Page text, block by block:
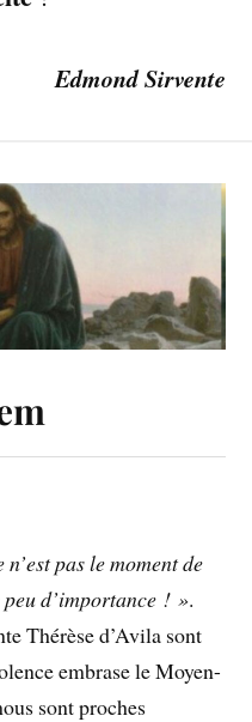
Edmond Sirvente
pas le moment de
d’importance ! ».
Thérèse d’Avila sont
embrase le Moyen-
sont proches